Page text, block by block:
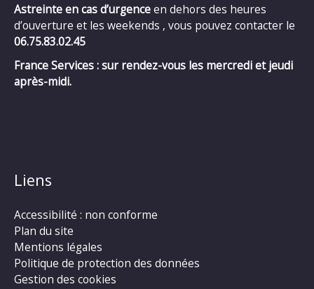
Astreinte en cas d’urgenceen dehors des heures
d’ouverture et les weekends , vous pouvez contacter le
06.75.83.02.45
France Services : sur rendez-vous les mercredi et jeudi
après-midi.
Liens
Accessibilité : non conforme
Plan du site
Mentions légales
Politique de protection des données
Gestion des cookies